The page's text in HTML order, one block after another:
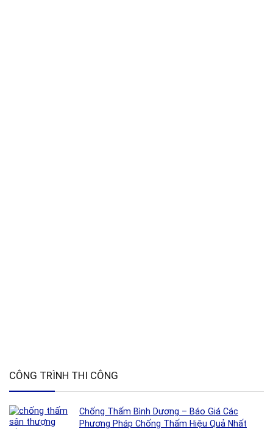
CÔNG TRÌNH THI CÔNG
Chống Thấm Bình Dương – Báo Giá Các
Phương Pháp Chống Thấm Hiệu Quả Nhất